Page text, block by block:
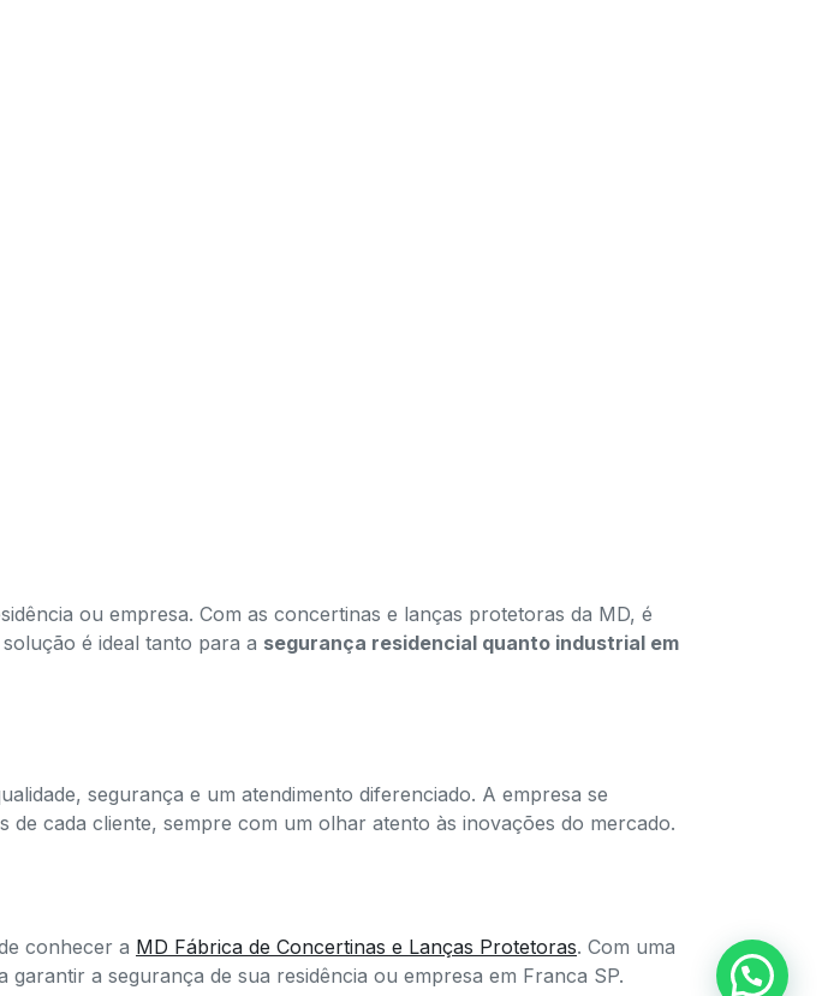
ou empresa. Com as concertinas e lanças protetoras da MD, é
é ideal tanto para a segurança residencial quanto industrial em
segurança e um atendimento diferenciado. A empresa se
cada cliente, sempre com um olhar atento às inovações do mercado.
conhecer a MD Fábrica de Concertinas e Lanças Protetoras. Com uma
a segurança de sua residência ou empresa em Franca SP.